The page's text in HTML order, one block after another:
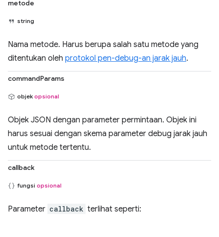
metode
string
Nama metode. Harus berupa salah satu metode yang
ditentukan oleh protokol pen-debug-an jarak jauh.
commandParams
objek opsional
Objek JSON dengan parameter permintaan. Objek ini
harus sesuai dengan skema parameter debug jarak jauh
untuk metode tertentu.
callback
fungsi opsional
Parameter callback terlihat seperti: